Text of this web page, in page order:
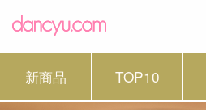
新商品 TOP10